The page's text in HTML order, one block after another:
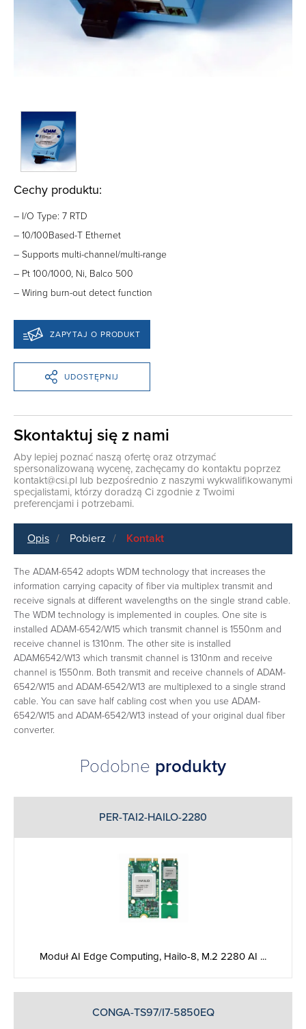
Cechy produktu:
– I/O Type: 7 RTD
– 10/100Based-T Ethernet
– Supports multi-channel/multi-range
– Pt 100/1000, Ni, Balco 500
– Wiring burn-out detect function
ZAPYTAJ O PRODUKT
UDOSTĘPNIJ
Skontaktuj się z nami
Aby lepiej poznać naszą ofertę oraz otrzymać
spersonalizowaną wycenę, zachęcamy do kontaktu poprzez
kontakt@csi.pl lub bezpośrednio z naszymi wykwalifikowanymi
specjalistami, którzy doradzą Ci zgodnie z Twoimi
preferencjami i potrzebami.
Opis Pobierz Kontakt
The ADAM-6542 adopts WDM technology that increases the
information carrying capacity of fiber via multiplex transmit and
receive signals at different wavelengths on the single strand cable.
The WDM technology is implemented in couples. One site is
installed ADAM-6542/W15 which transmit channel is 1550nm and
receive channel is 1310nm. The other site is installed
ADAM6542/W13 which transmit channel is 1310nm and receive
channel is 1550nm. Both transmit and receive channels of ADAM-
6542/W15 and ADAM-6542/W13 are multiplexed to a single strand
cable. You can save half cabling cost when you use ADAM-
6542/W15 and ADAM-6542/W13 instead of your original dual fiber
converter.
Podobne produkty
PER-TAI2-HAILO-2280
Moduł AI Edge Computing, Hailo-8, M.2 2280 AI ...
CONGA-TS97/I7-5850EQ